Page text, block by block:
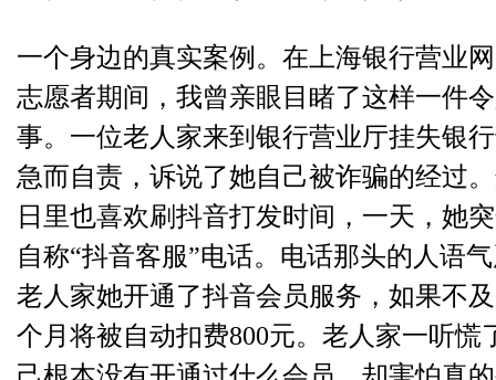
一个身边的真实案例。 在上海银行营业
志愿者期间，我曾亲眼目睹了这样一件
事。一位老人家来到银行营业厅挂失银
急而自责，诉说了她自己被诈骗的经过
日里也喜欢刷抖音打发时间，一天，她
自称“抖音客服”电话。电话那头的人语
老人家她开通了抖音会员服务，如果不
个月将被自动扣费800元。老人家一听慌